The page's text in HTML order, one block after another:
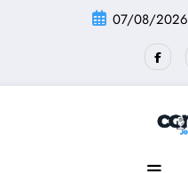
07/08/2026